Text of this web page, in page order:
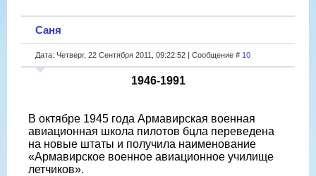
Саня
Дата: Четверг, 22 Сентября 2011, 09:22:52 | Сообщение # 10
1946-1991
В октябре 1945 года Армавирская военная
авиационная школа пилотов бцла переведена
на новые штаты и получила наименование
«Армавирское военное авиационное училище
летчиков».